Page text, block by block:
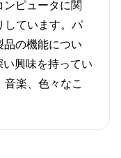
ンピュータに関
しています。パ
品の機能につい
興味を持ってい
音楽、色々なこ